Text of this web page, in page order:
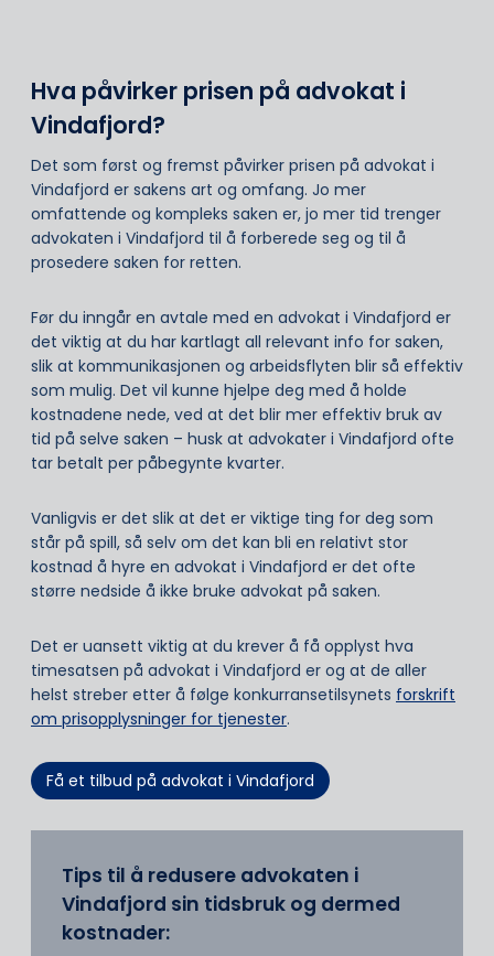
Hva påvirker prisen på advokat i
Vindafjord?
Det som først og fremst påvirker prisen på advokat i
Vindafjord er sakens art og omfang. Jo mer
omfattende og kompleks saken er, jo mer tid trenger
advokaten i Vindafjord til å forberede seg og til å
prosedere saken for retten.
Før du inngår en avtale med en advokat i Vindafjord er
det viktig at du har kartlagt all relevant info for saken,
slik at kommunikasjonen og arbeidsflyten blir så effektiv
som mulig. Det vil kunne hjelpe deg med å holde
kostnadene nede, ved at det blir mer effektiv bruk av
tid på selve saken – husk at advokater i Vindafjord ofte
tar betalt per påbegynte kvarter.
Vanligvis er det slik at det er viktige ting for deg som
står på spill, så selv om det kan bli en relativt stor
kostnad å hyre en advokat i Vindafjord er det ofte
større nedside å ikke bruke advokat på saken.
Det er uansett viktig at du krever å få opplyst hva
timesatsen på advokat i Vindafjord er og at de aller
helst streber etter å følge konkurransetilsynets forskrift
om prisopplysninger for tjenester.
Få et tilbud på advokat i Vindafjord
Tips til å redusere advokaten i
Vindafjord sin tidsbruk og dermed
kostnader: